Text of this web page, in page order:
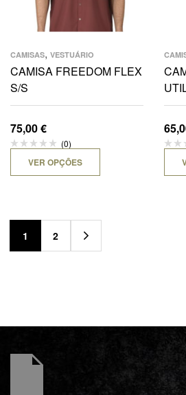
CAMISAS, VESTUÁRIO
CAMISA FREEDOM FLEX
S/S
75,00€
(0)
VER OPÇÕES
1 2